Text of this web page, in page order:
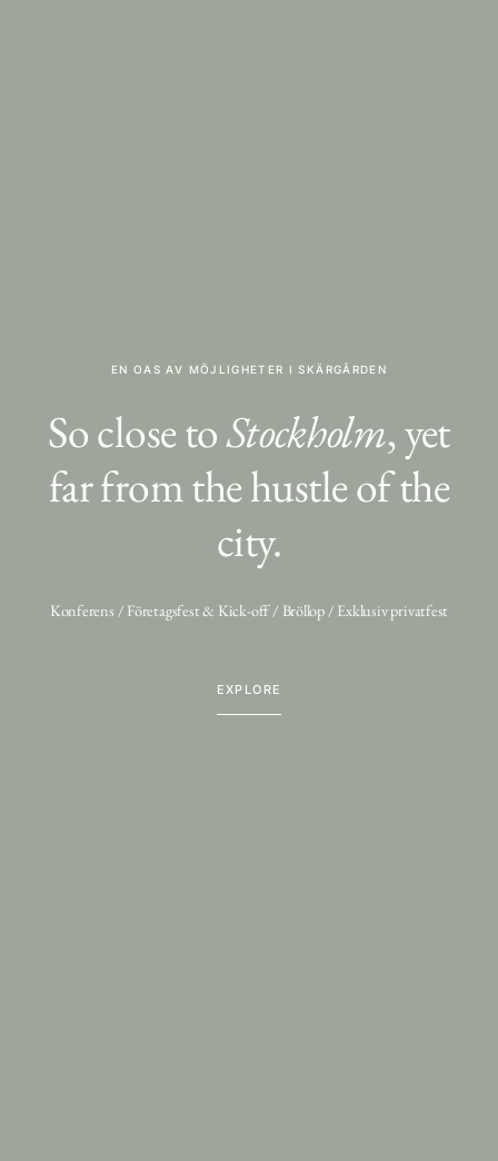
EN OAS AV MÖJLIGHETER I SKÄRGÅRDEN
So close toStockholm, yet
far from the hustle of the
city.
Konferens / Företagsfest & Kick-off / Bröllop / Exklusiv privatfest
EXPLORE